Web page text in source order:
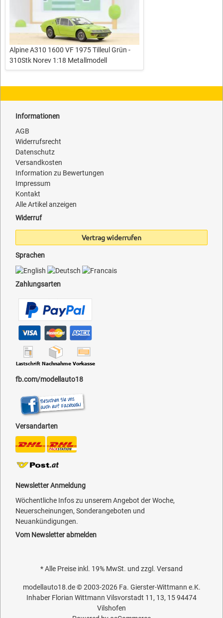
Alpine A310 1600 VF 1975 Tilleul Grün -
310Stk Norev 1:18 Metallmodell
Informationen
AGB
Widerrufsrecht
Datenschutz
Versandkosten
Information zu Bewertungen
Impressum
Kontakt
Alle Artikel anzeigen
Widerruf
Vertrag widerrufen
Sprachen
Zahlungsarten
fb.com/modellauto18
Versandarten
Newsletter Anmeldung
Wöchentliche Infos zu unserem Angebot der Woche,
Neuerscheinungen, Sonderangeboten und
Neuankündigungen.
Vom Newsletter abmelden
* Alle Preise inkl. 19% MwSt. und zzgl. Versand
modellauto18.de© 2003-2026 Fa. Gierster-Wittmann e.K.
Inhaber Florian Wittmann Vilsvorstadt 11, 13, 15 94474
Vilshofen